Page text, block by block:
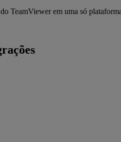
TeamViewer em uma só